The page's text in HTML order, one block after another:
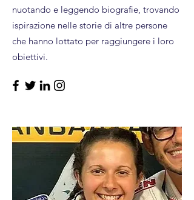
nuotando e leggendo biografie, trovando
ispirazione nelle storie di altre persone
che hanno lottato per raggiungere i loro
obiettivi.